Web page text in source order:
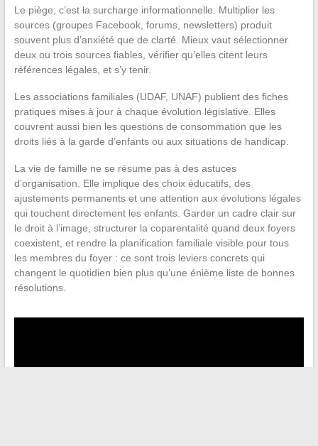
Le piège, c’est la surcharge informationnelle. Multiplier les
sources (groupes Facebook, forums, newsletters) produit
souvent plus d’anxiété que de clarté. Mieux vaut sélectionner
deux ou trois sources fiables, vérifier qu’elles citent leurs
références légales, et s’y tenir.
Les associations familiales (UDAF, UNAF) publient des fiches
pratiques mises à jour à chaque évolution législative. Elles
couvrent aussi bien les questions de consommation que les
droits liés à la garde d’enfants ou aux situations de handicap.
La vie de famille ne se résume pas à des astuces
d’organisation. Elle implique des choix éducatifs, des
ajustements permanents et une attention aux évolutions légales
qui touchent directement les enfants. Garder un cadre clair sur
le droit à l’image, structurer la coparentalité quand deux foyers
coexistent, et rendre la planification familiale visible pour tous
les membres du foyer : ce sont trois leviers concrets qui
changent le quotidien bien plus qu’une énième liste de bonnes
résolutions.